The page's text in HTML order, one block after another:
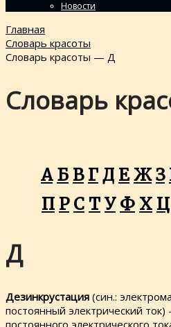
Новости
Главная
Словарь красоты
Словарь красоты — Д
Словарь
А Б В ГД ЕЖЗ
П Р С ТУ Ф Х Ц
Д
Дезинкрустация (син.:
постоянный электрический